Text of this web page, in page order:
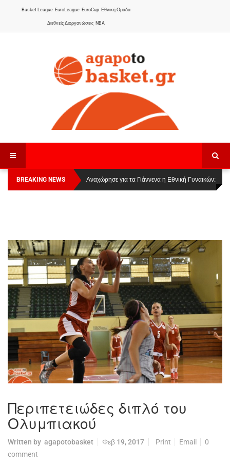
Basket League EuroLeague EuroCup Εθνική Ομάδα
Διεθνείς Διοργανώσεις NBA
BREAKING NEWS
Οι Πάνθηρες Καβάλας στην Women Basketball
League 1
Αναχώρησε για τα Γιάννενα η Εθνική Γυναικών:
Περιπετειώδες διπλό του
Ολυμπιακού
Written by agapotobasket Φεβ 19, 2017 Print Email
0
comment